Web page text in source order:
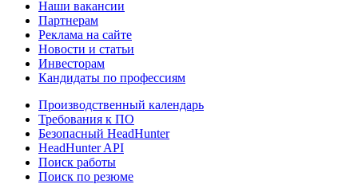
Наши вакансии
Партнерам
Реклама на сайте
Новости и статьи
Инвесторам
Кандидаты по профессиям
Производственный календарь
Требования к ПО
Безопасный HeadHunter
HeadHunter API
Поиск работы
Поиск по резюме